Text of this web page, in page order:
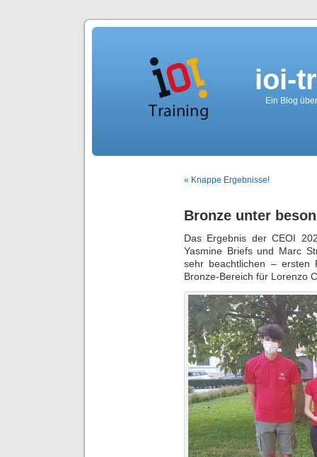
ioi-
Ein Blog
« Knappe Ergebnisse!
Bronze unter
Das Ergebnis der CEOI
Yasmine Briefs und Marc
sehr beachtlichen – ersten
Bronze-Bereich für Lorenzo